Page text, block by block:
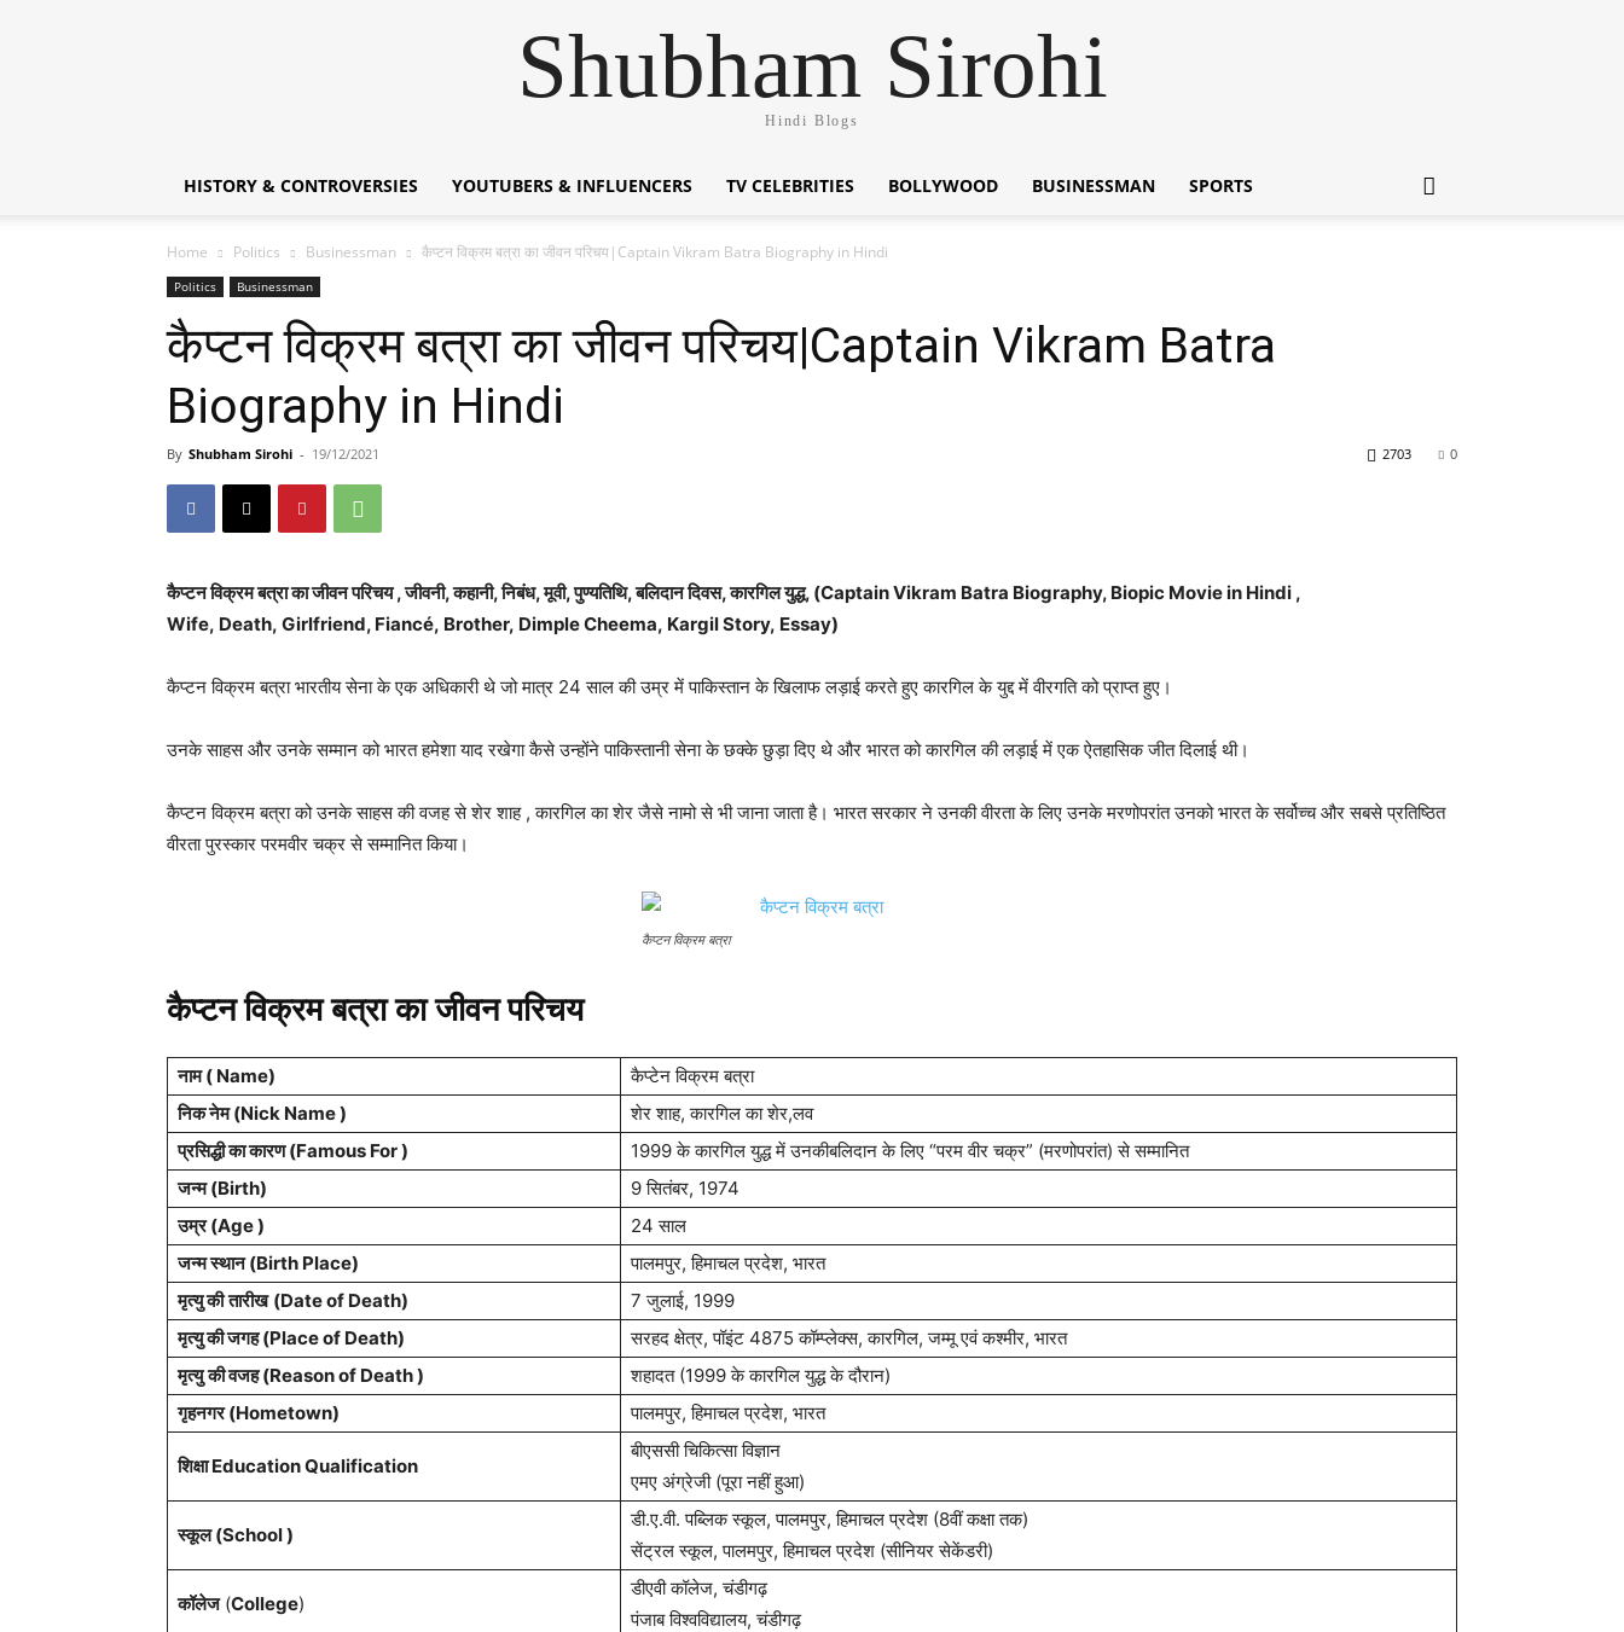
Shubham Sirohi
Hindi Blogs
HISTORY & CONTROVERSIES YOUTUBERS & INFLUENCERS TV CELEBRITIES BOLLYWOOD BUSINESSMAN SPORTS
Home Politics Businessman कैप्टन विक्रम बत्रा का जीवन परिचय|Captain Vikram Batra Biography in Hindi
Politics Businessman
कैप्टन विक्रम बत्रा का जीवन परिचय|Captain Vikram Batra
Biography in Hindi
By Shubham Sirohi - 19/12/2021 0
2703
कैप्टन विक्रम बत्रा का जीवन परिचय , जीवनी, कहानी, निबंध, मूवी, पुण्यतिथि, बलिदान दिवस, कारगिल युद्ध, (Captain Vikram Batra Biography, Biopic Movie in Hindi ,
Wife, Death, Girlfriend, Fiancé, Brother, Dimple Cheema, Kargil Story, Essay)
कैप्टन विक्रम बत्रा भारतीय सेना के एक अधिकारी थे जो मात्र 24 साल की उम्र में पाकिस्तान के खिलाफ लड़ाई करते हुए कारगिल के युद्द में वीरगति को प्राप्त हुए।
उनके साहस और उनके सम्मान को भारत हमेशा याद रखेगा कैसे उन्होंने पाकिस्तानी सेना के छक्के छुड़ा दिए थे और भारत को कारगिल की लड़ाई में एक ऐतहासिक जीत दिलाई थी।
कैप्टन विक्रम बत्रा को उनके साहस की वजह से शेर शाह , कारगिल का शेर जैसे नामो से भी जाना जाता है। भारत सरकार ने उनकी वीरता के लिए उनके मरणोपरांत उनको भारत के सर्वोच्च और सबसे प्रतिष्ठित
वीरता पुरस्कार परमवीर चक्र से सम्मानित किया।
कैप्टन विक्रम बत्रा
कैप्टन विक्रम बत्रा का जीवन परिचय
नाम ( Name)
कैप्टेन विक्रम बत्रा
निक नेम (Nick Name )
शेर शाह, कारगिल का शेर,लव
प्रसिद्धी का कारण (Famous For )
1999 के कारगिल युद्ध में उनकीबलिदान के लिए “परम वीर चक्र” (मरणोपरांत) से सम्मानित
जन्म (Birth)
9 सितंबर, 1974
उम्र (Age )
24 साल
जन्म स्थान (Birth Place)
पालमपुर, हिमाचल प्रदेश, भारत
मृत्यु की तारीख (Date of Death)
7 जुलाई, 1999
मृत्यु की जगह (Place of Death)
सरहद क्षेत्र, पॉइंट 4875 कॉम्प्लेक्स, कारगिल, जम्मू एवं कश्मीर, भारत
मृत्यु की वजह (Reason of Death )
शहादत (1999 के कारगिल युद्ध के दौरान)
गृहनगर (Hometown)
पालमपुर, हिमाचल प्रदेश, भारत
शिक्षा Education Qualification
बीएससी चिकित्सा विज्ञान
एमए अंग्रेजी (पूरा नहीं हुआ)
स्कूल (School )
डी.ए.वी. पब्लिक स्कूल, पालमपुर, हिमाचल प्रदेश (8वीं कक्षा तक)
सेंट्रल स्कूल, पालमपुर, हिमाचल प्रदेश (सीनियर सेकेंडरी)
कॉलेज(College)
डीएवी कॉलेज, चंडीगढ़
पंजाब विश्वविद्यालय, चंडीगढ़